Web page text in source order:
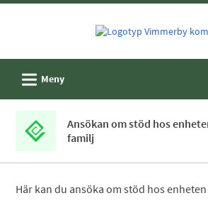
Välkommen
tjänster
kommun
L Meny
Ansökan om stöd hos
familj
Här kan du ansöka om stöd hos